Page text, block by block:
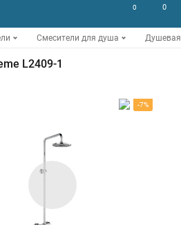
0 0
Смесители для душа Душевая
L2409-1
-7%